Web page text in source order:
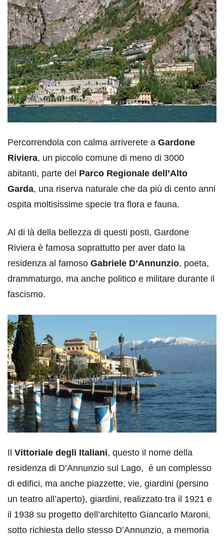
Percorrendola con calma arriverete a Gardone
Riviera, un piccolo comune di meno di 3000
abitanti, parte del Parco Regionale dell’Alto
Garda, una riserva naturale che da più di cento anni
ospita moltisissime specie tra flora e fauna.
Al di là della bellezza di questi posti, Gardone
Riviera è famosa soprattutto per aver dato la
residenza al famoso Gabriele D’Annunzio, poeta,
drammaturgo, ma anche politico e militare durante il
fascismo.
Il Vittoriale degli Italiani, questo il nome della
residenza di D’Annunzio sul Lago, è un complesso
di edifici, ma anche piazzette, vie, giardini (persino
un teatro all’aperto), giardini, realizzato tra il 1921 e
il 1938 su progetto dell’architetto Giancarlo Maroni,
sotto richiesta dello stesso D’Annunzio, a memoria